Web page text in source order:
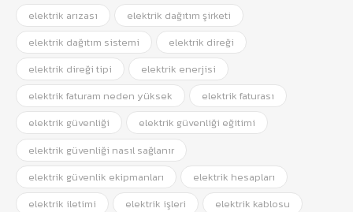
elektrik arızası
elektrik dağıtım şirketi
elektrik dağıtım sistemi
elektrik direği
elektrik direği tipi
elektrik enerjisi
elektrik faturam neden yüksek
elektrik faturası
elektrik güvenliği
elektrik güvenliği eğitimi
elektrik güvenliği nasıl sağlanır
elektrik güvenlik ekipmanları
elektrik hesapları
elektrik iletimi
elektrik işleri
elektrik kablosu